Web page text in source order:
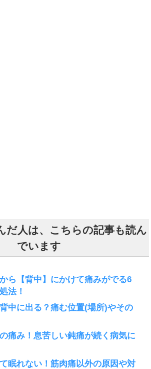
だ人は、こちらの記事も読ん
でいます
ら【背中】にかけて痛みがでる6
法！
中に出る？痛む位置(場所)やその
痛み！息苦しい鈍痛が続く病気に
眠れない！筋肉痛以外の原因や対